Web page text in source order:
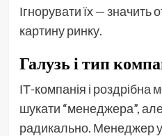
Ігнорувати їх — значить
картину ринку.
Галузь і тип
ІТ-компанія і
шукати “менеджера”,
радикально. Менеджер у